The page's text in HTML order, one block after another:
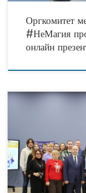
Оргкомитет
#НеМагия
онлайн
13 февраля 2023 года в
Тюмень» была проведена
работы социально